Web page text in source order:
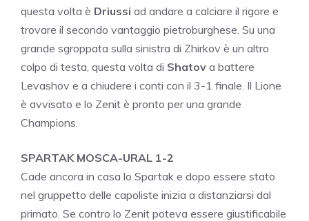
questa volta è Driussi ad andare a calciare il rigore e
trovare il secondo vantaggio pietroburghese. Su una
grande sgroppata sulla sinistra di Zhirkov è un altro
colpo di testa, questa volta di Shatov a battere
Levashov e a chiudere i conti con il 3-1 finale. Il Lione
è avvisato e lo Zenit è pronto per una grande
Champions.
SPARTAK MOSCA-URAL 1-2
Cade ancora in casa lo Spartak e dopo essere stato
nel gruppetto delle capoliste inizia a distanziarsi dal
primato. Se contro lo Zenit poteva essere giustificabile